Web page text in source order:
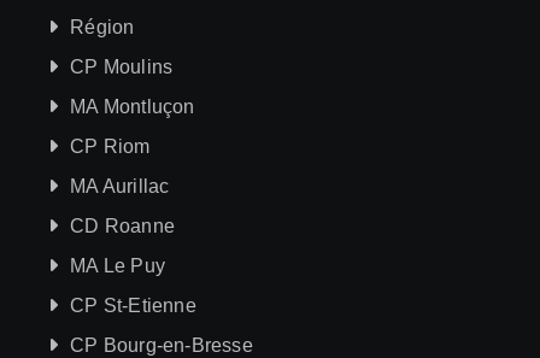
Région
CP Moulins
MA Montluçon
CP Riom
MA Aurillac
CD Roanne
MA Le Puy
CP St-Etienne
CP Bourg-en-Bresse